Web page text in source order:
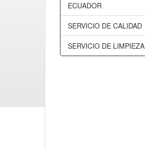
ECUADOR
SERVICIO DE CALIDAD
SERVICIO DE LIMPIEZA